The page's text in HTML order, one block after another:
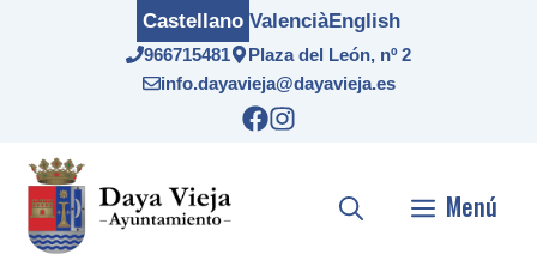
966715481
Plaza del León, nº 2
info.dayavieja@dayavieja.es
Castellano ValenciàEnglish
Menú